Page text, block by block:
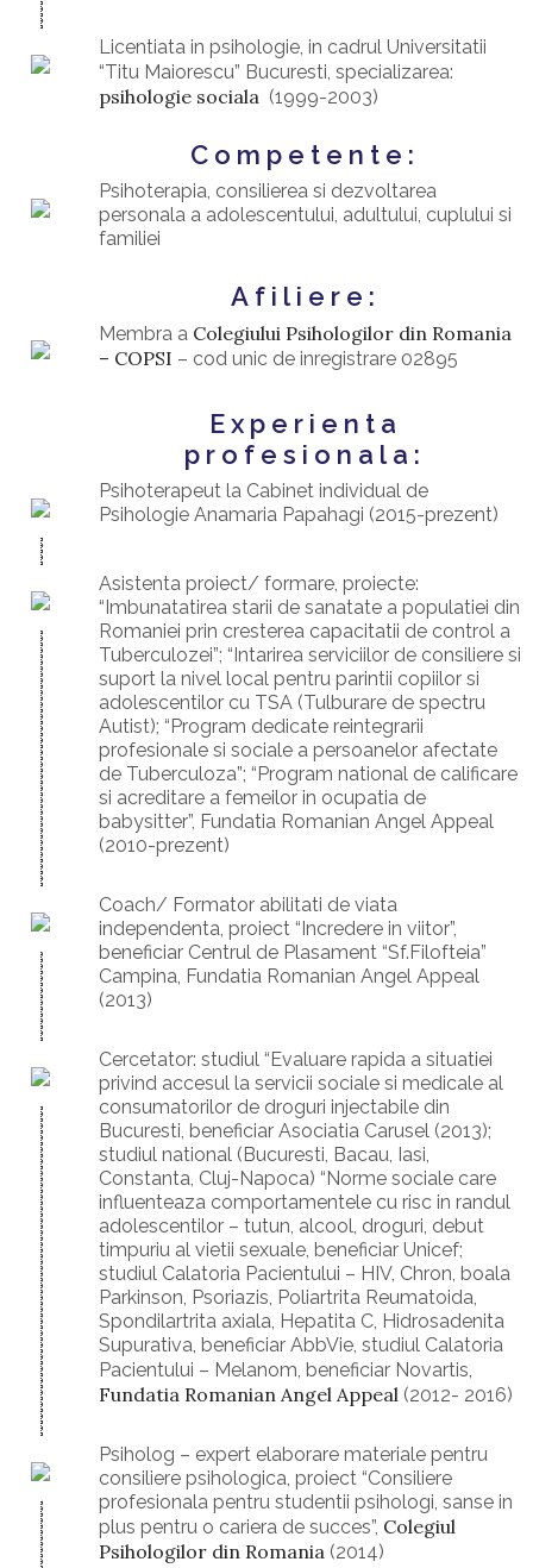
Licentiata in psihologie, in cadrul Universitatii
“Titu Maiorescu” Bucuresti, specializarea:
psihologie sociala (1999-2003)
Competente:
Psihoterapia, consilierea si dezvoltarea
personala a adolescentului, adultului, cuplului si
familiei
Afiliere:
Membra a Colegiului Psihologilor din Romania
– COPSI – cod unic de inregistrare 02895
Experienta
profesionala:
Psihoterapeut la Cabinet individual de
Psihologie Anamaria Papahagi (2015-prezent)
Asistenta proiect/ formare, proiecte:
“Imbunatatirea starii de sanatate a populatiei din
Romaniei prin cresterea capacitatii de control a
Tuberculozei”; “Intarirea serviciilor de consiliere si
suport la nivel local pentru parintii copiilor si
adolescentilor cu TSA (Tulburare de spectru
Autist); “Program dedicate reintegrarii
profesionale si sociale a persoanelor afectate
de Tuberculoza”; “Program national de calificare
si acreditare a femeilor in ocupatia de
babysitter”, Fundatia Romanian Angel Appeal
(2010-prezent)
Coach/ Formator abilitati de viata
independenta, proiect “Incredere in viitor”,
beneficiar Centrul de Plasament “Sf.Filofteia”
Campina, Fundatia Romanian Angel Appeal
(2013)
Cercetator: studiul “Evaluare rapida a situatiei
privind accesul la servicii sociale si medicale al
consumatorilor de droguri injectabile din
Bucuresti, beneficiar Asociatia Carusel (2013);
studiul national (Bucuresti, Bacau, Iasi,
Constanta, Cluj-Napoca) “Norme sociale care
influenteaza comportamentele cu risc in randul
adolescentilor – tutun, alcool, droguri, debut
timpuriu al vietii sexuale, beneficiar Unicef;
studiul Calatoria Pacientului – HIV, Chron, boala
Parkinson, Psoriazis, Poliartrita Reumatoida,
Spondilartrita axiala, Hepatita C, Hidrosadenita
Supurativa, beneficiar AbbVie, studiul Calatoria
Pacientului – Melanom, beneficiar Novartis,
Fundatia Romanian Angel Appeal (2012- 2016)
Psiholog – expert elaborare materiale pentru
consiliere psihologica, proiect “Consiliere
profesionala pentru studentii psihologi, sanse in
plus pentru o cariera de succes”, Colegiul
Psihologilor din Romania (2014)